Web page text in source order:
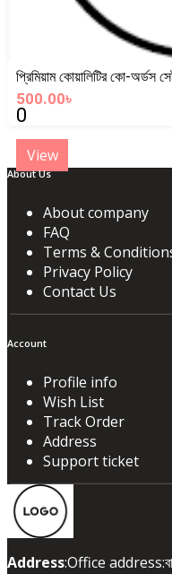
প্রিমিয়াম কোয়ালিটির কো-অর্ডস
500.00৳
0
View
About Us
About company
FAQ
Terms &
Privacy Policy
Contact Us
Account
Profile info
Wish List
Track Order
Address
Support ticket
Address:Office